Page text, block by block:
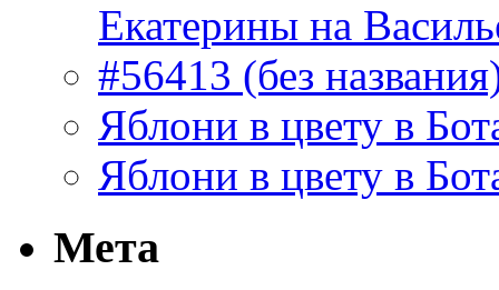
Екатерины на
#56413 (без
Яблони в цвету в
Яблони в цвету в
Мета